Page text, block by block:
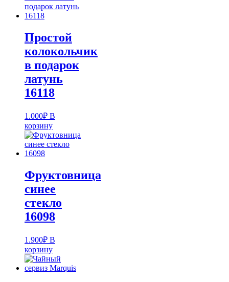
Простой
колокольчик
в подарок
латунь
16118
1.000₽ В
корзину
Фруктовница
синее
стекло
16098
1.900₽ В
корзину